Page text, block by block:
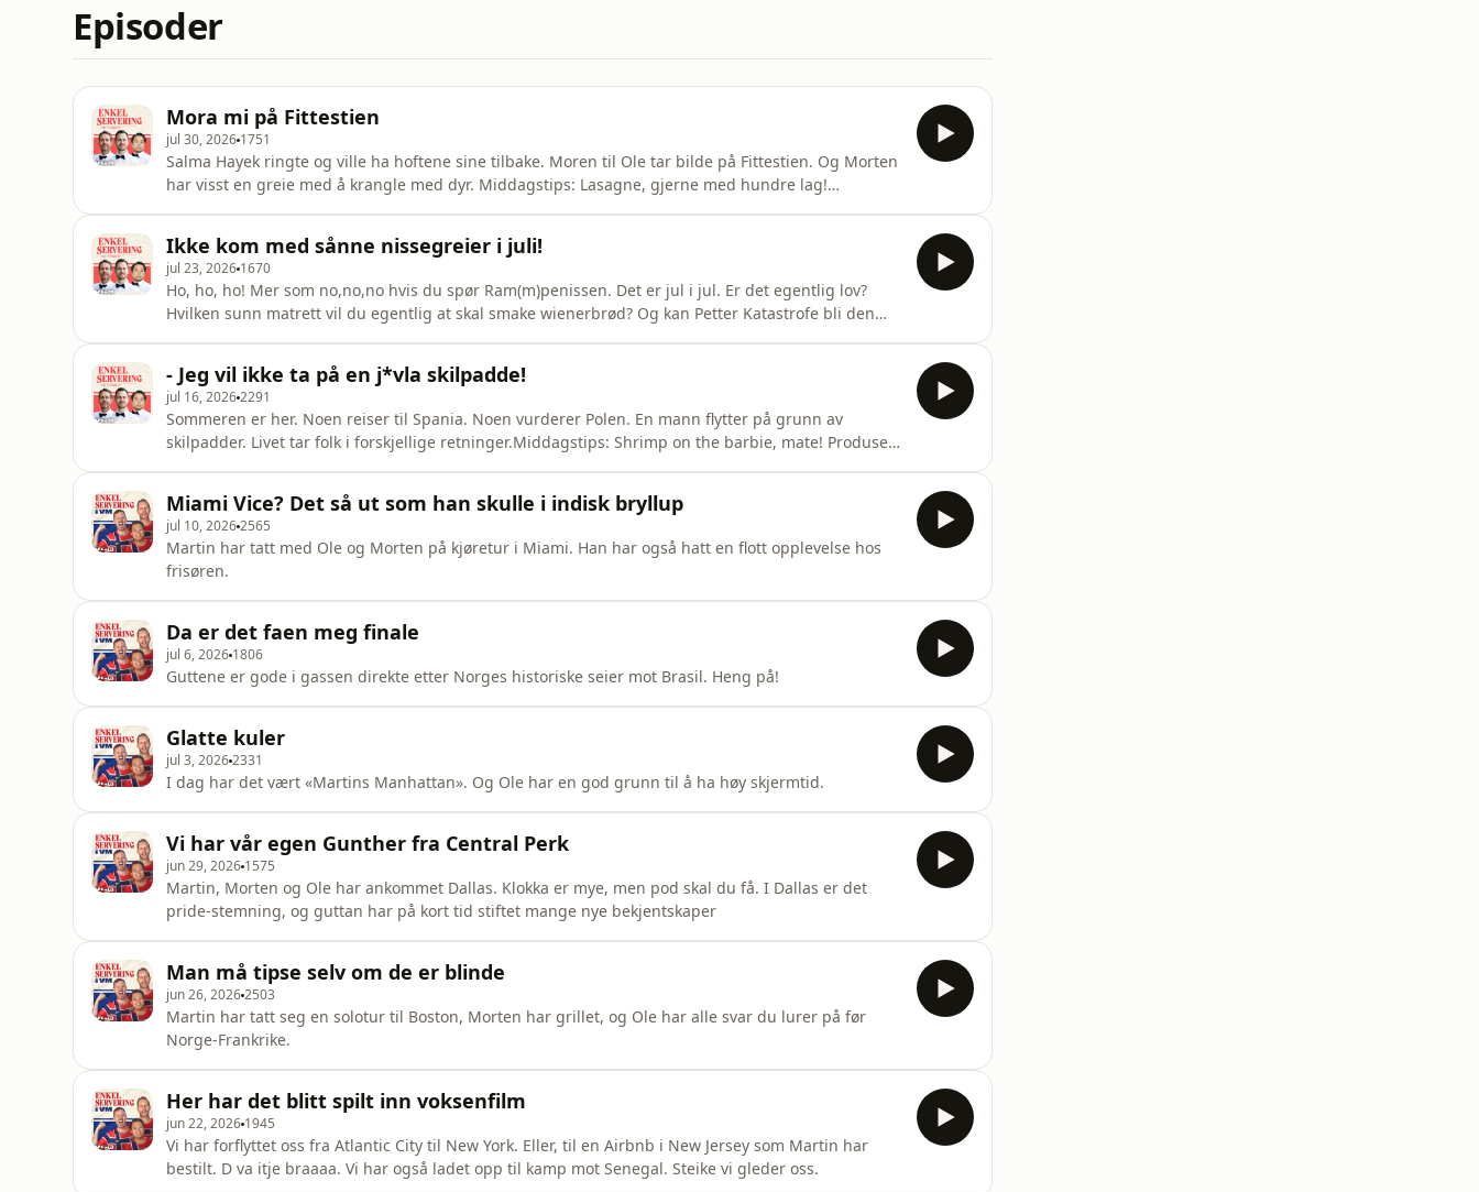
Episoder
Mora mi på Fittestien
jul 30, 2026 1751
Salma Hayek ringte og ville ha hoftene sine tilbake. Moren til Ole tar bilde på Fittestien. Og Morten
har visst en greie med å krangle med dyr. Middagstips: Lasagne, gjerne med hundre lag!
Ikke kom med sånne nissegreier i juli!
jul 23, 2026 1670
Ho, ho, ho! Mer som no,no,no hvis du spør Ram(m)penissen. Det er jul i jul. Er det egentlig lov?
Hvilken sunn matrett vil du egentlig at skal smake wienerbrød? Og kan Petter Katastrofe bli den
- Jeg vil ikke ta på en j*vla skilpadde!
jul 16, 20262291
Sommeren er her. Noen reiser til Spania. Noen vurderer Polen. En mann flytter på grunn av
skilpadder. Livet tar folk i forskjellige retninger.Middagstips: Shrimp on the barbie, mate! Produsert
Miami Vice? Det så ut som han skulle i indisk bryllup
jul 10, 20262565
Martin har tatt med Ole og Morten på kjøretur i Miami. Han har også hatt en flott opplevelse hos
frisøren.
Da er det faen meg finale
jul 6, 2026 1806
Guttene er gode i gassen direkte etter Norges historiske seier mot Brasil. Heng på!
Glatte kuler
jul 3, 20262331
I dag har det vært «Martins Manhattan». Og Ole har en god grunn til å ha høy skjermtid.
Vi har vår egen Gunther fra Central Perk
jun 29, 2026 1575
Martin, Morten og Ole har ankommet Dallas. Klokka er mye, men pod skal du få. I Dallas er det
pride-stemning, og guttan har på kort tid stiftet mange nye bekjentskaper
Man må tipse selv om de er blinde
jun 26, 20262503
Martin har tatt seg en solotur til Boston, Morten har grillet, og Ole har alle svar du lurer på før
Norge-Frankrike.
Her har det blitt spilt inn voksenfilm
jun 22, 2026 1945
Vi har forflyttet oss fra Atlantic City til New York. Eller, til en Airbnb i New Jersey som Martin har
bestilt. D va itje braaaa. Vi har også ladet opp til kamp mot Senegal. Steike vi gleder oss.